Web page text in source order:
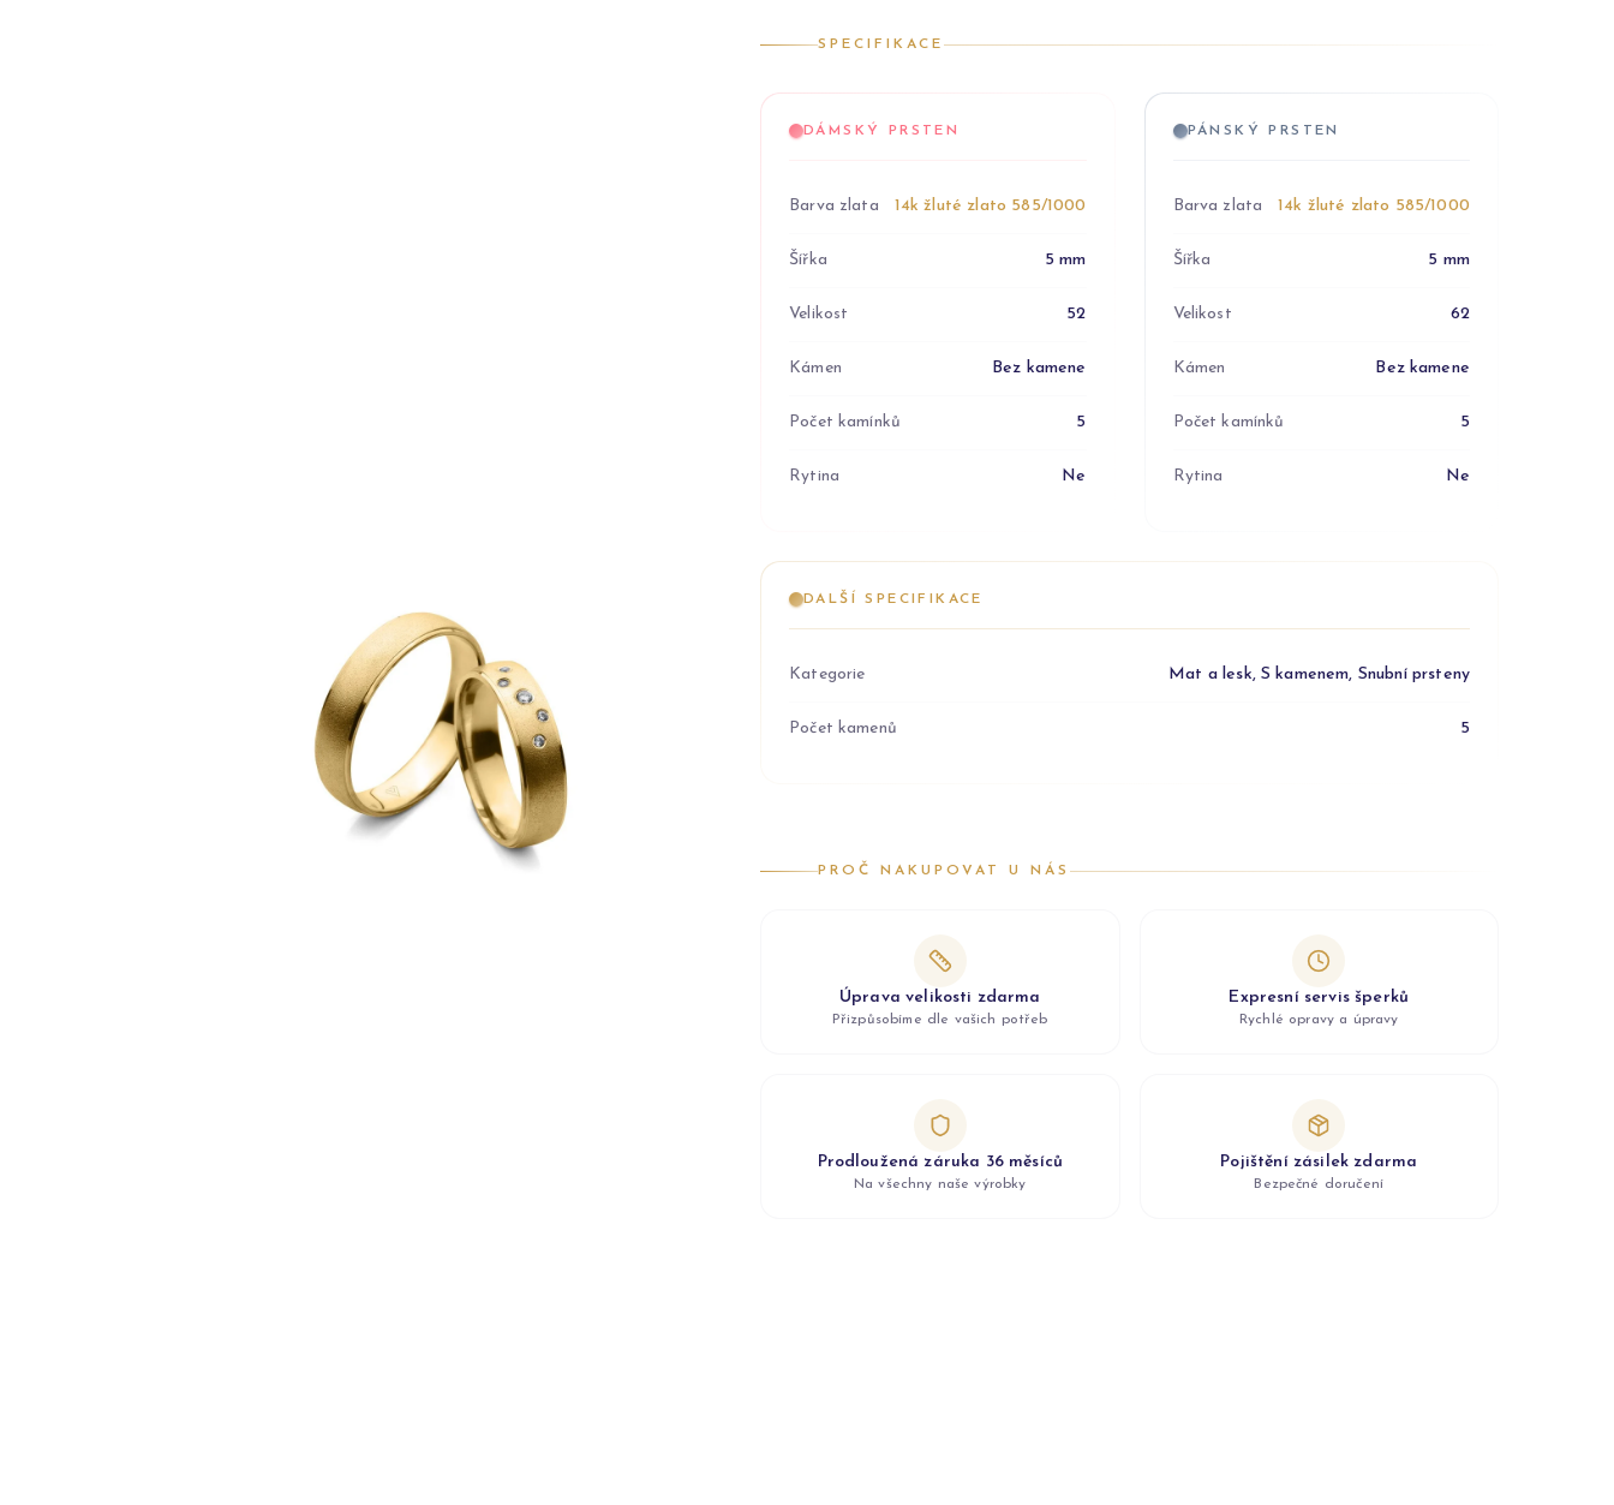
SPECIFIKACE
DÁMSKÝ PRSTEN
Barva zlata 14k žluté zlato 585/1000
Šířka 5 mm
Velikost 52
Kámen Bez kamene
Počet kamínků 5
Rytina Ne
PÁNSKÝ PRSTEN
Barva zlata 14k žluté zlato 585/1000
Šířka 5 mm
Velikost 62
Kámen Bez kamene
Počet kamínků 5
Rytina Ne
DALŠÍ SPECIFIKACE
Kategorie Mat a lesk, S kamenem, Snubní prsteny
Počet kamenů 5
PROČ NAKUPOVAT U NÁS
Úprava velikosti zdarma
Přizpůsobíme dle vašich potřeb
Expresní servis šperků
Rychlé opravy a úpravy
Prodloužená záruka 36 měsíců
Na všechny naše výrobky
Pojištění zásilek zdarma
Bezpečné doručení